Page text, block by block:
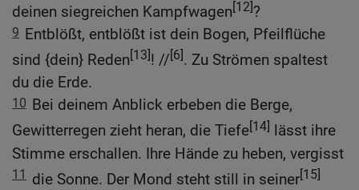
deinen siegreichen Kampfwagen[12]?
9 Entblößt, entblößt ist dein Bogen, Pfeilflüche
sind {dein} Reden[13]! //[6]. Zu Strömen spaltest
du die Erde.
10 Bei deinem Anblick erbeben die Berge,
Gewitterregen zieht heran, die Tiefe[14] lässt ihre
Stimme erschallen. Ihre Hände zu heben, vergisst
11 die Sonne. Der Mond steht still in seiner[15]